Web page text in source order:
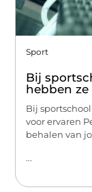
Sport
Bij
hebben ze
Bij
voor ervaren
behalen van
...